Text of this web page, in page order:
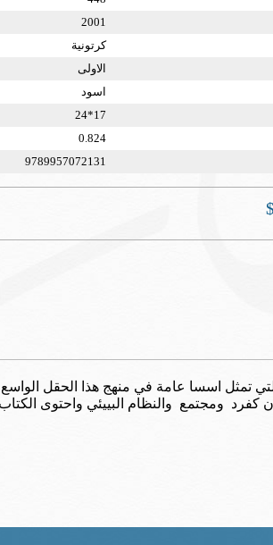
2001
كرتونية
الاولى
اسود
17*24
0.824
9789957072131
تمثل اسسا عامة في منهج هذا الحقل الواسع
كفرد ومجتمع والنظام البييئي واحتوى